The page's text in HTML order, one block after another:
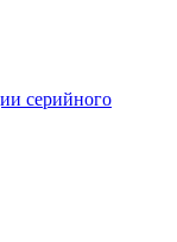
серийного